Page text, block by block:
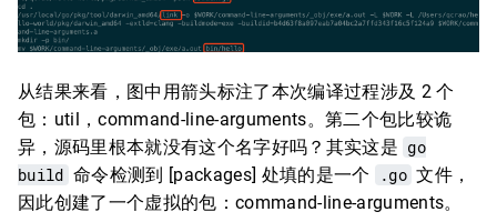
从结果来看，图中用箭头标注了本次编译过程涉及 2 个
包：util，command-line-arguments。第二个包比较诡
异，源码里根本就没有这个名字好吗？其实这是 go
build 命令检测到 [packages] 处填的是一个 .go 文件，
因此创建了一个虚拟的包：command-line-arguments。